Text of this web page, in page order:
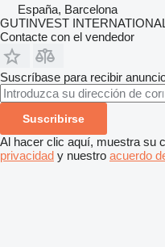
España, Barcelona
GUTINVEST
Contacte con el vendedor
Suscríbase para recibir
Suscribirse
Al hacer clic aquí, muestra su
privacidad y nuestro acuerdo